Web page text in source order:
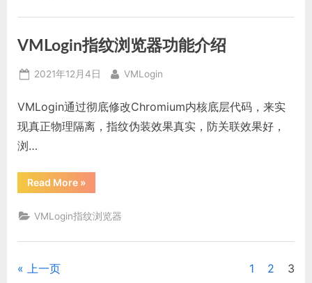
关
可
以
用
级
器
吗？”
VMLogin指纹浏览器功能介绍
Posted
2021年12月4日 By
VMLogin
VMLogin通过彻底修改Chromium内核底层代码，来实
现真正物理隔离，指纹伪装效果真实，防关联效果好，
浏…
Read More“VMLogin
指
浏
览
功
»
VMLogin指纹浏览器
文上一页 1 2 3